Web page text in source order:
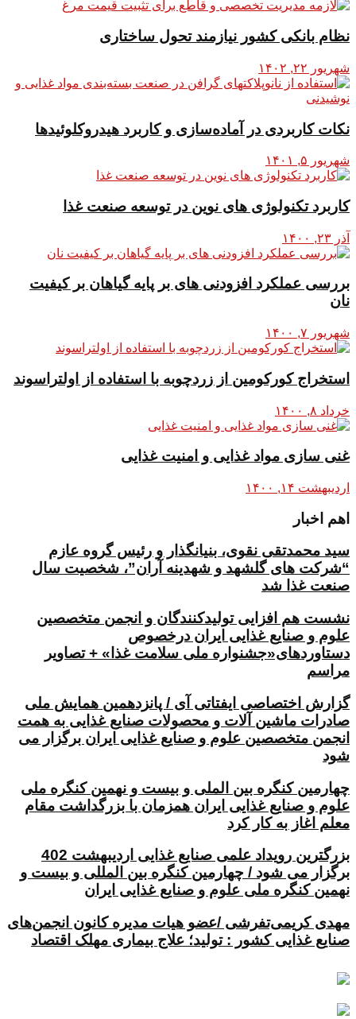
نظام بانکی کشور نیازمند تحول ساختاری
شهریور ۲۲, ۱۴۰۲
نکات کاربردی در آماده‌سازی و کاربرد هیدروکلوئیدها
شهریور ۵, ۱۴۰۱
کاربرد تکنولوژی های نوین در توسعه صنعت غذا
آذر ۲۳, ۱۴۰۰
بررسی عملکرد افزودنی های بر پایه گیاهان بر کیفیت
نان
شهریور ۷, ۱۴۰۰
استخراج کورکومین از زردچوبه با استفاده از اولتراسوند
خرداد ۸, ۱۴۰۰
غنی سازی مواد غذایی و امنیت غذایی
اردیبهشت ۱۴, ۱۴۰۰
اهم اخبار
سید محمدتقی نقوی، بنیانگذار و رئیس گروه عازم
“شرکت های گلشهد و شهدینه آران”، شخصیت سال
صنعت غذا شد
نشست هم افزایی تولیدکنندگان و انجمن متخصصین
علوم و صنایع غذایی ایران درخصوص
دستاوردهای«جشنواره ملی سلامت غذا» + تصاویر
مراسم
گزارش اختصاصی ایفتاتی آی / پانزدهمین همایش ملی
صادرات ماشین آلات و محصولات صنایع غذایی به همت
انجمن متخصصین علوم و صنایع غذایی ایران برگزار می
شود
چهارمین کنگره بین الملی و بیست و نهمین کنگره ملی
علوم و صنایع غذایی ایران همزمان با بزرگداشت مقام
معلم اغاز به کار کرد
بزرگترین رویداد علمی صنایع غذایی اردیبهشت 402
برگزار می شود / چهارمین کنگره بین المللی و بیست و
نهمین کنگره ملی علوم و صنایع غذایی ایران
مهدی کریمی‌تفرشی /عضو هیات مدیره کانون انجمن‌های
صنایع غذایی کشور : تولید؛ علاج بیماری مهلک اقتصاد